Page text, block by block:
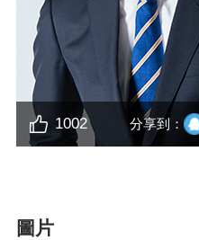
1002 分享到：
圖片